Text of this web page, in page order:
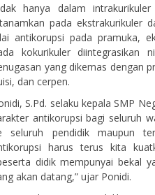
hanya dalam
pada ekstrakurikuler
antikorupsi pada pramuka,
kokurikuler diintegrasikan
yang dikemas dengan
dan cerpen.
S.Pd. selaku kepala SMP
antikorupsi bagi seluruh
seluruh pendidik maupun
harus terus kita
didik mempunyai bekal
akan datang,” ujar Ponidi.